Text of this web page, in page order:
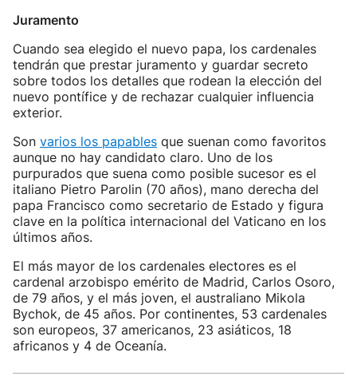
Juramento
Cuando sea elegido el nuevo papa, los cardenales
tendrán que prestar juramento y guardar secreto
sobre todos los detalles que rodean la elección del
nuevo pontífice y de rechazar cualquier influencia
exterior.
Son varios los papables que suenan como favoritos
aunque no hay candidato claro. Uno de los
purpurados que suena como posible sucesor es el
italiano Pietro Parolin (70 años), mano derecha del
papa Francisco como secretario de Estado y figura
clave en la política internacional del Vaticano en los
últimos años.
El más mayor de los cardenales electores es el
cardenal arzobispo emérito de Madrid, Carlos Osoro,
de 79 años, y el más joven, el australiano Mikola
Bychok, de 45 años. Por continentes, 53 cardenales
son europeos, 37 americanos, 23 asiáticos, 18
africanos y 4 de Oceanía.